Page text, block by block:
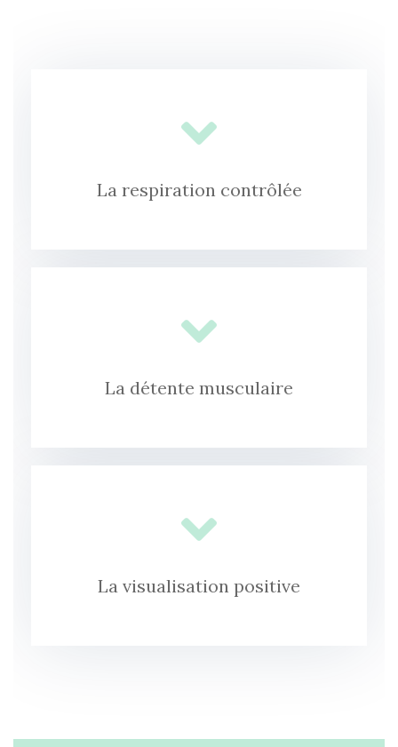
La respiration contrôlée
La détente musculaire
La visualisation positive